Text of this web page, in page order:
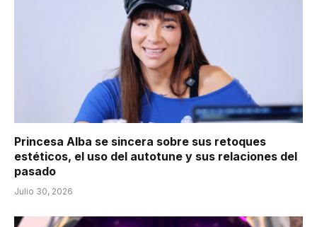
Princesa Alba se sincera sobre sus retoques
estéticos, el uso del autotune y sus relaciones del
pasado
Julio 30, 2026